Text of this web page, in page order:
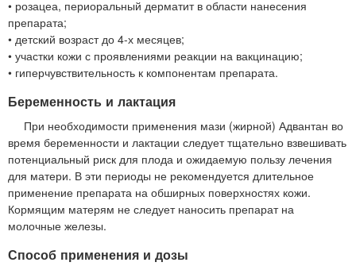
• розацеа, периоральный дерматит в области нанесения
препарата;
• детский возраст до 4-х месяцев;
• участки кожи с проявлениями реакции на вакцинацию;
• гиперчувствительность к компонентам препарата.
Беременность и лактация
При необходимости применения мази (жирной) Адвантан во
время беременности и лактации следует тщательно взвешивать
потенциальный риск для плода и ожидаемую пользу лечения
для матери. В эти периоды не рекомендуется длительное
применение препарата на обширных поверхностях кожи.
Кормящим матерям не следует наносить препарат на
молочные железы.
Способ применения и дозы